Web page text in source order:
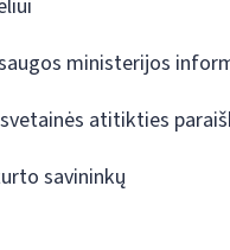
ministerijos
atitikties
savininkų